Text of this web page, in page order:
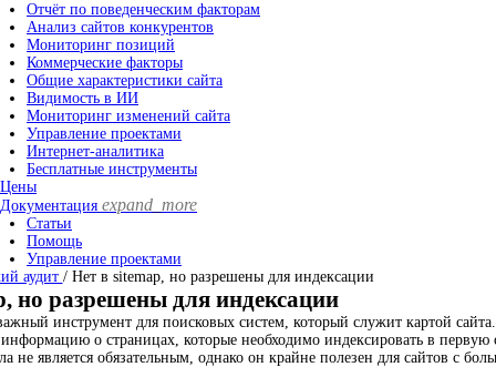
Отчёт по поведенческим факторам
Анализ сайтов конкурентов
Мониторинг позиций
Коммерческие факторы
Общие характеристики сайта
Видимость в ИИ
Мониторинг изменений сайта
Управление проектами
Интернет-аналитика
Бесплатные инструменты
Цены
Документация expand_more
Статьи
Помощь
Управление проектами
аудит / Нет в sitemap, но разрешены для индексации
но разрешены для индексации
инструмент для поисковых систем, который служит картой сайта.
о страницах, которые необходимо индексировать в первую
не является обязательным, однако он крайне полезен для сайтов с